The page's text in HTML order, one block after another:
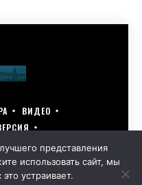
ВИДЕО
ГОРОДА 15–17 МАРТА
| РАЗРАБОТАНО KARTOEV.RU
ДАННЫХ
представления
использовать сайт, мы
устраивает.